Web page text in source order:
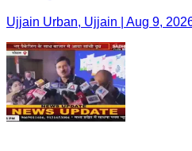
Ujjain Urban, Ujjain | Aug 9,